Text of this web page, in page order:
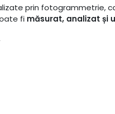
prin fotogrammetrie,
fi măsurat, analizat și